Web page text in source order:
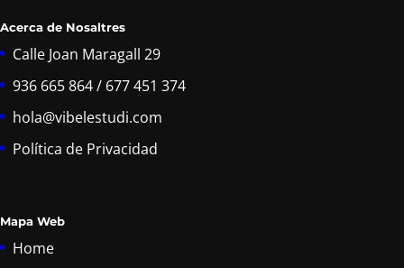
Acerca de Nosaltres
Calle Joan Maragall 29
936 665 864 / 677 451 374
hola@vibelestudi.com
Política de Privacidad
Mapa Web
Home